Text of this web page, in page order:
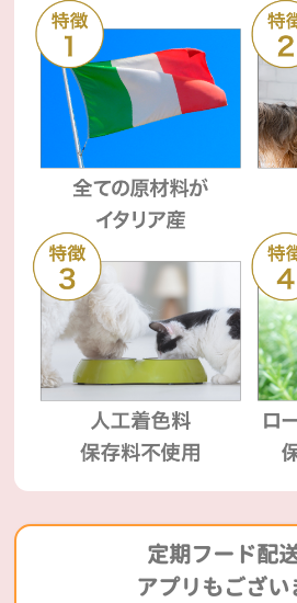
定期フード配
アプリもござい